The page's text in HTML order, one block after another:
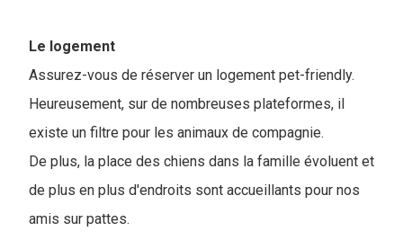
Le logement
Assurez-vous de réserver un logement pet-friendly.
Heureusement, sur de nombreuses plateformes, il
existe un filtre pour les animaux de compagnie.
De plus, la place des chiens dans la famille évoluent et
de plus en plus d'endroits sont accueillants pour nos
amis sur pattes.